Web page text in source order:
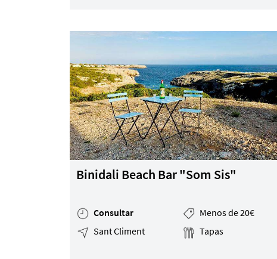
Incluye tu restaurante
Información legal
Términos y condiciones
Pago seguro
Avisos legales
Privacidad y cookiesBinidali Beach Bar "Som Sis"
Consultar
Menos de 20€
Sant Climent
Tapas